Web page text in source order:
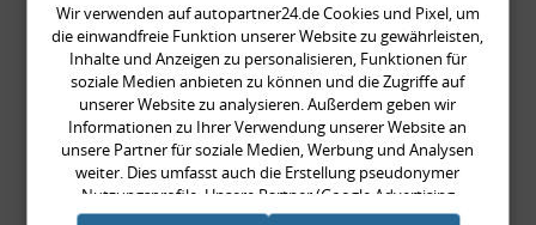
Rückleuchtenband mit
Blinker, rot, US-Ecken,
Audi 80 Cabrio, Typ 89,
OE-Nr.: 8G0945225 +
8G0945225C
999,99 €
Wir verwenden auf autopartner24.de Cookies und Pixel, um
die einwandfreie Funktion unserer Website zu gewährleisten,
Inhalte und Anzeigen zu personalisieren, Funktionen für
soziale Medien anbieten zu können und die Zugriffe auf
unserer Website zu analysieren. Außerdem geben wir
Informationen zu Ihrer Verwendung unserer Website an
unsere Partner für soziale Medien, Werbung und Analysen
weiter. Dies umfasst auch die Erstellung pseudonymer
Nutzungsprofile. Unsere Partner (Google Advertising
Products) führen diese Informationen möglicherweise mit